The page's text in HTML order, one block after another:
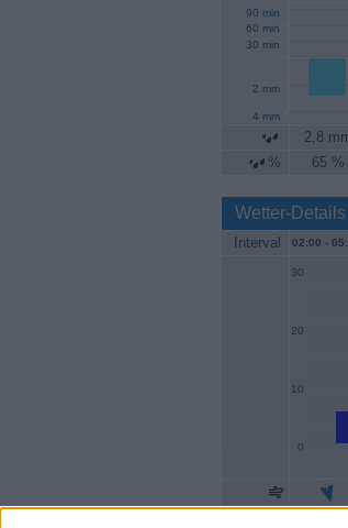
30 min
60 min
90 min
2 mm
4 mm
2,8
%
65 %
Wetter-
Interval 02:00 -
0
10
20
30